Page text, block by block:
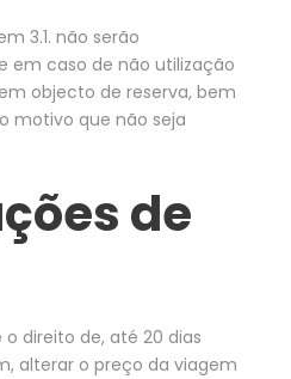
3.1. não serão
em caso de não utilização
objecto de reserva, bem
motivo que não seja
de
o direito de, até 20 dias
alterar o preço da viagem